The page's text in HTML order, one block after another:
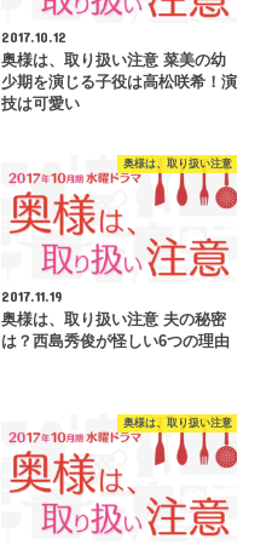
2017.10.12
奥様は、取り扱い注意 菜美の幼
少期を演じる子役は高松咲希！演
技は可愛い
奥様は、取り扱い注意
2017.11.19
奥様は、取り扱い注意 夫の秘密
は？西島秀俊が怪しい6つの理由
奥様は、取り扱い注意